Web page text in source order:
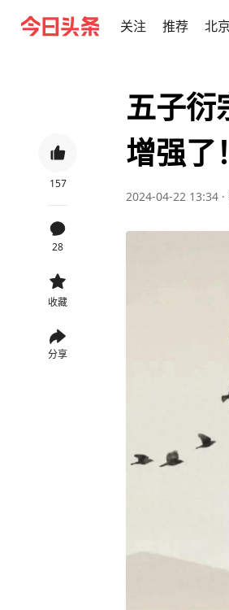
关注 推荐 北京
157
28
收藏
分享
五子衍
增强了！
2024-04-22 13:34 ·